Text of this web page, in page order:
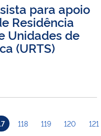
para apoio
Residência
Unidades de
(URTS)
118 119 120 121